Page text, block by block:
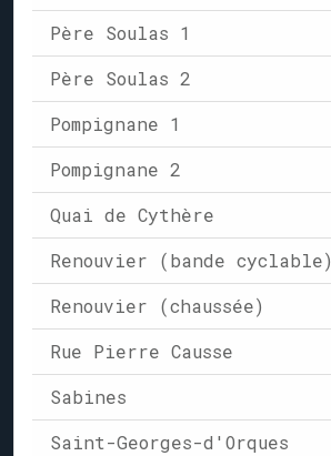
Père Soulas 1
Père Soulas 2
Pompignane 1
Pompignane 2
Quai de Cythère
Renouvier (bande cyclable)
Renouvier (chaussée)
Rue Pierre Causse
Sabines
Saint-Georges-d'Orques